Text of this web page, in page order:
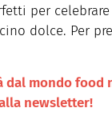
per
dolce. Per
dal mondo food
newsletter!